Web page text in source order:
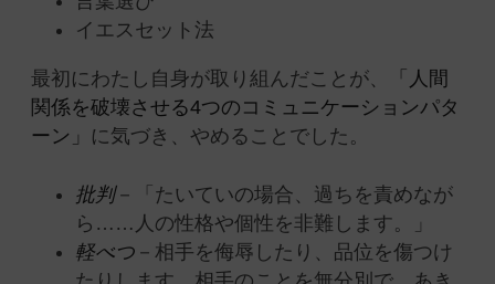
イエスセット法
最初にわたし自身が取り組んだことが、
「人間
関係を破壊させる4つのコミュニケーションパタ
ーン」 に気づき、やめること でした。
批判－「たいていの場合、過ちを責めなが
ら……人の性格や個性を非難します。」
軽べつ －相手を侮辱したり、品位を傷つけ